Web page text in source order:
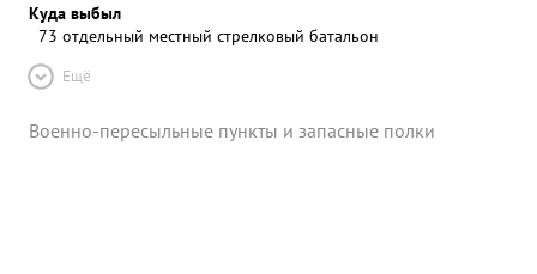
Куда выбыл
73 отдельный местный стрелковый батальон
Ещё
Военно-пересыльные пункты и запасные полки